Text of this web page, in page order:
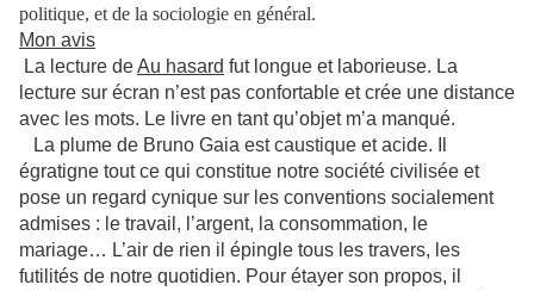
politique, et de la sociologie en général.
Mon avis
La lecture deAu hasard fut longue et laborieuse. La
lecture sur écran n’est pas confortable et crée une distance
avec les mots. Le livre en tant qu’objet m’a manqué.
La plume de Bruno Gaia est caustique et acide. Il
égratigne tout ce qui constitue notre société civilisée et
pose un regard cynique sur les conventions socialement
admises : le travail, l’argent, la consommation, le
mariage… L’air de rien il épingle tous les travers, les
futilités de notre quotidien. Pour étayer son propos, il